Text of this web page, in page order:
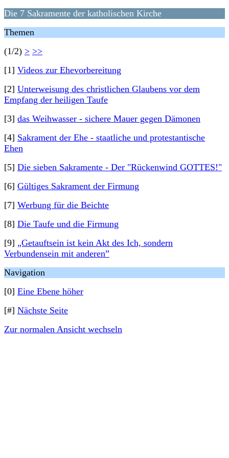
Die 7 Sakramente der katholischen Kirche
Themen
(1/2) > >>
[1] Videos zur Ehevorbereitung
[2] Unterweisung des christlichen Glaubens vor dem
Empfang der heiligen Taufe
[3] das Weihwasser - sichere Mauer gegen Dämonen
[4] Sakrament der Ehe - staatliche und protestantische
Ehen
[5] Die sieben Sakramente - Der "Rückenwind GOTTES!"
[6] Gültiges Sakrament der Firmung
[7] Werbung für die Beichte
[8] Die Taufe und die Firmung
[9] „Getauftsein ist kein Akt des Ich, sondern
Verbundensein mit anderen”
Navigation
[0] Eine Ebene höher
[#] Nächste Seite
Zur normalen Ansicht wechseln